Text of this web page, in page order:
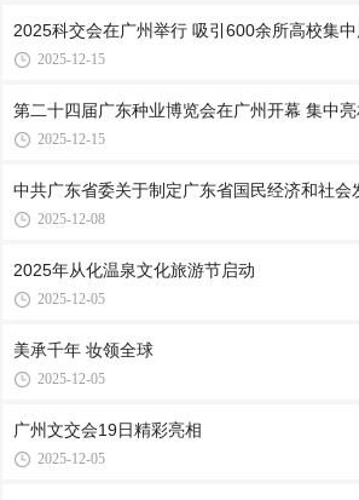
2025科交会在广州举行 吸引600余所高校集
2025-12-15
第二十四届广东种业博览会在广州开幕 集中
2025-12-15
中共广东省委关于制定广东省国民经济和社会
2025-12-08
2025年从化温泉文化旅游节启动
2025-12-05
美承千年 妆领全球
2025-12-05
广州文交会19日精彩亮相
2025-12-05